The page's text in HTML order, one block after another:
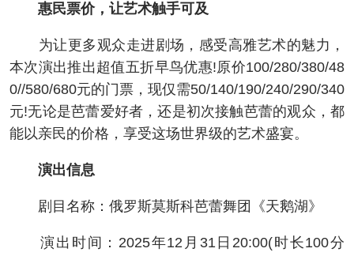
惠民票价，让艺术触手可及
为让更多观众走进剧场，感受高雅艺术的魅力，
本次演出推出超值五折早鸟优惠!原价100/280/380/48
0//580/680元的门票，现仅需50/140/190/240/290/340
元!无论是芭蕾爱好者，还是初次接触芭蕾的观众，都
能以亲民的价格，享受这场世界级的艺术盛宴。
演出信息
剧目名称：俄罗斯莫斯科芭蕾舞团《天鹅湖》
演出时间：2025年12月31日20:00(时长100分